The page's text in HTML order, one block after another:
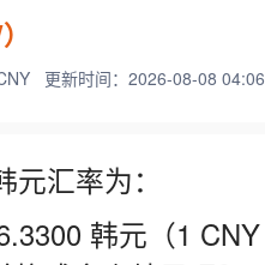
更新时间：2026-08-08
汇率为：
韩元（1